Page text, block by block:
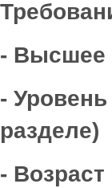
- Высшее
- Уровень
разделе)
- Возраст